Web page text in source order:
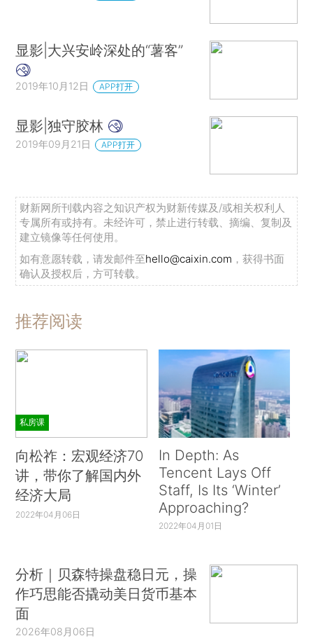
显影|大兴安岭深处的“薯客”
2019年10月12日 APP打开
显影|独守胶林
2019年09月21日 APP打开
财新网所刊载内容之知识产权为财新传媒及/或相关权利人
专属所有或持有。未经许可，禁止进行转载、摘编、复制及
建立镜像等任何使用。
如有意愿转载，请发邮件至hello@caixin.com ，获得书面
确认及授权后，方可转载。
推荐阅读
私房课
向松祚：宏观经济70
讲，带你了解国内外
经济大局
2022年04月06日
In Depth: As
Tencent Lays Off
Staff, Is Its ‘Winter’
Approaching?
2022年04月01日
分析｜贝森特操盘稳日元，操
作巧思能否撬动美日货币基本
面
2026年08月06日